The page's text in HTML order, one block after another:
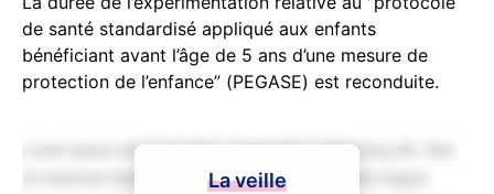
de santé standardisé appliqué aux enfants
bénéficiant avant l’âge de 5 ans d’une mesure de
protection de l’enfance” (PEGASE) est reconduite.
Lorem ipsum dolor sit amet, consectetur adipiscing elit. Sed
do eiusmod tempor incididunt ut labore et dolore magna
La veille